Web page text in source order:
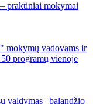
praktiniai mokymai
mokymų vadovams ir
programų vienoje
valdymas | balandžio